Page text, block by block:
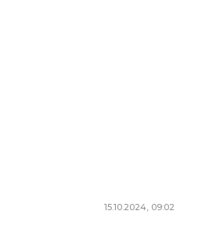
15.10.2024, 09:02